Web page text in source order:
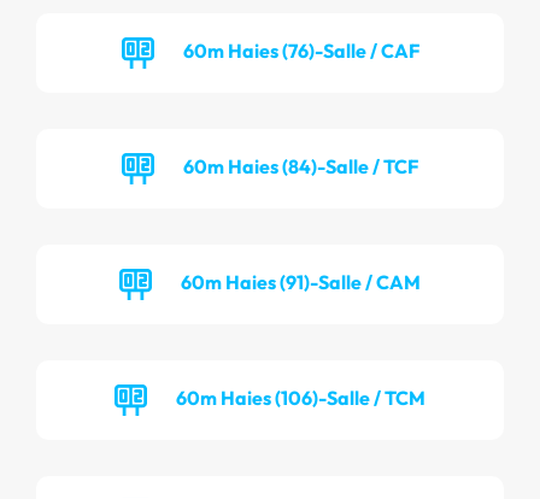
60m Haies (76)-Salle / CAF
60m Haies (84)-Salle / TCF
60m Haies (91)-Salle / CAM
60m Haies (106)-Salle / TCM